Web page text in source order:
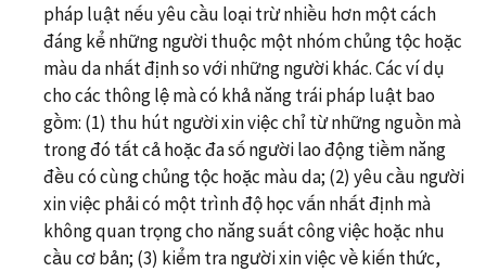
pháp luật nếu yêu cầu loại trừ nhiều hơn một cách
đáng kể những người thuộc một nhóm chủng tộc hoặc
màu da nhất định so với những người khác. Các ví dụ
cho các thông lệ mà có khả năng trái pháp luật bao
gồm: (1) thu hút người xin việc chỉ từ những nguồn mà
trong đó tất cả hoặc đa số người lao động tiềm năng
đều có cùng chủng tộc hoặc màu da; (2) yêu cầu người
xin việc phải có một trình độ học vấn nhất định mà
không quan trọng cho năng suất công việc hoặc nhu
cầu cơ bản; (3) kiểm tra người xin việc về kiến thức,